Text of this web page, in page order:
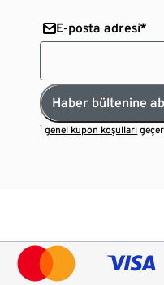
E-posta adresi*
Haber bültenine
¹genel kupon koşulları